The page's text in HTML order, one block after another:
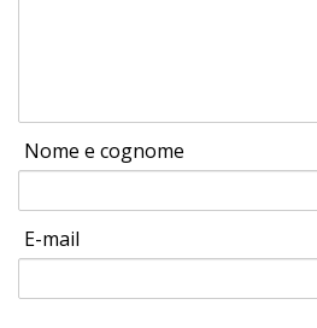
Nome e cognome
E-mail